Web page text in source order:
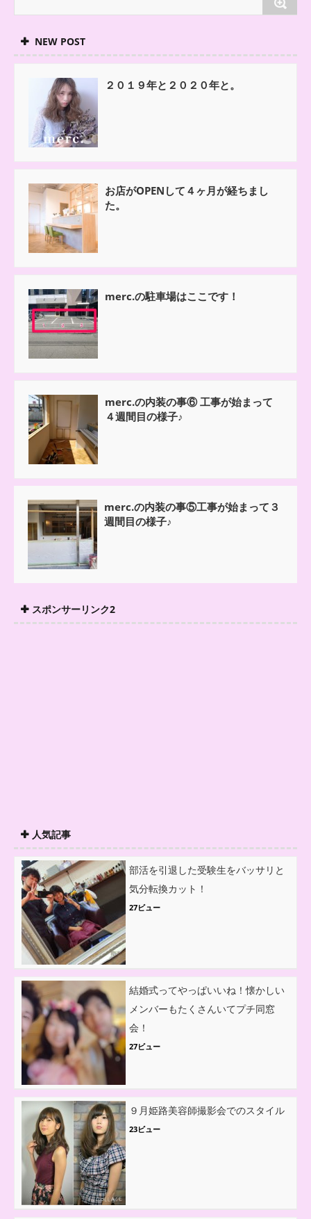
NEW POST
２０１９年と２０２０年と。
お店がOPENして４ヶ月が経ちまし
た。
merc.の駐車場はここです！
merc.の内装の事⑥ 工事が始まって
４週間目の様子♪
merc.の内装の事⑤工事が始まって３
週間目の様子♪
スポンサーリンク2
人気記事
部活を引退した受験生をバッサリと
気分転換カット！
27ビュー
結婚式ってやっぱいいね！懐かしい
メンバーもたくさんいてプチ同窓
会！
27ビュー
９月姫路美容師撮影会でのスタイル
23ビュー